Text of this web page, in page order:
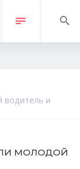
водитель и
МОЛОДОЙ